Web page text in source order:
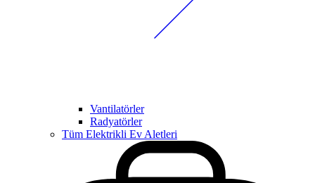
Vantilatörler
Radyatörler
Tüm Elektrikli Ev Aletleri